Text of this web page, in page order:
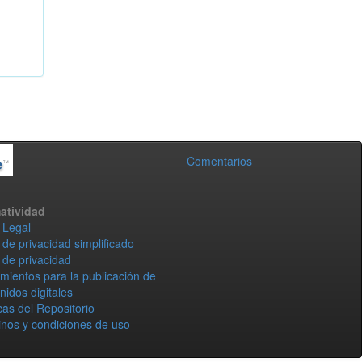
Comentarios
privacidad simplificado
privacidad
para la publicación de
digitales
del Repositorio
y condiciones de uso